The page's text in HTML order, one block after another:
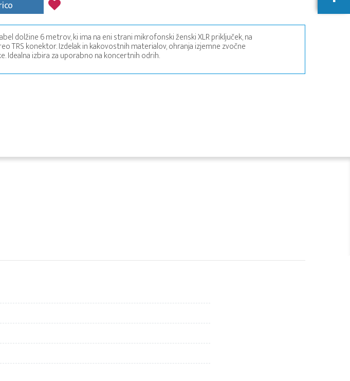
dolžine 6 metrov, ki ima na eni strani mikrofonski ženski XLR priključek, na
TRS konektor. Izdelak in kakovostnih materialov, ohranja izjemne zvočne
Idealna izbira za uporabno na koncertnih odrih.